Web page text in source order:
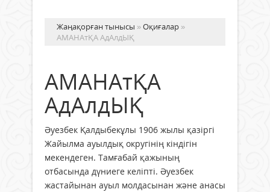
Жаңақорған тынысы »Оқиғалар »
АМАНАтҚА АдАлдЫҚ
АМАНАтҚА
АдАлдЫҚ
Әуезбек Қалдыбекұлы 1906 жылы қазіргі
Жайылма ауылдық округінің кіндігін
мекендеген. Тамғабай қажының
отбасында дүниеге келіпті. Әуезбек
жастайынан ауыл молдасынан және анасы